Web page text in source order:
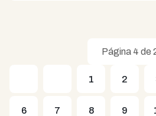
1 2
6 7 8 9
Página 4 de